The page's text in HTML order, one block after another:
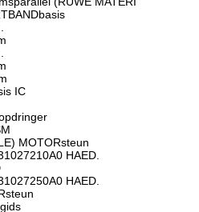
IC
MOTORsteun
HAED.
HAED.